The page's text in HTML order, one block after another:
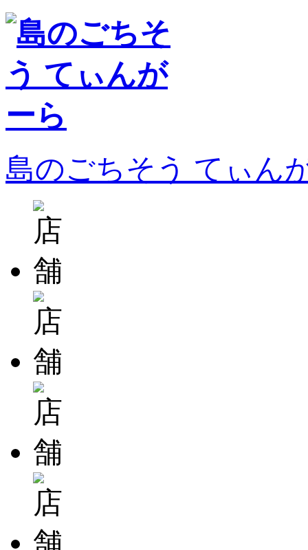
島のごちそう てぃん